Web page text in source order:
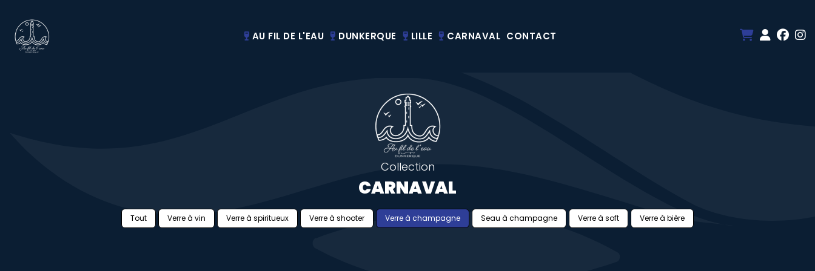
AU FIL DE L'EAU DUNKERQUE LILLE CARNAVAL CONTACT
Collection
CARNAVAL
Tout Verre à vin Verre à spiritueux Verre à shooter Verre à champagne Seau à champagne Verre à soft Verre à bière